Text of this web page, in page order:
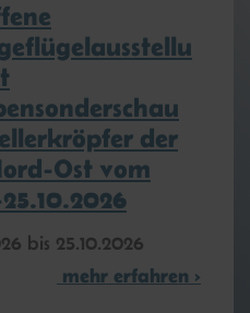
der
Ost vom
bis 25.​10.​2026
mehr